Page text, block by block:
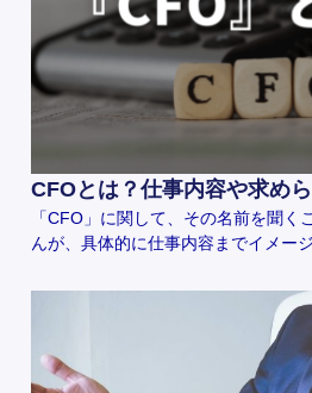
CFOとは？仕事内容や求め
「CFO」に関して、その名前を聞く
んが、具体的に仕事内容までイメー